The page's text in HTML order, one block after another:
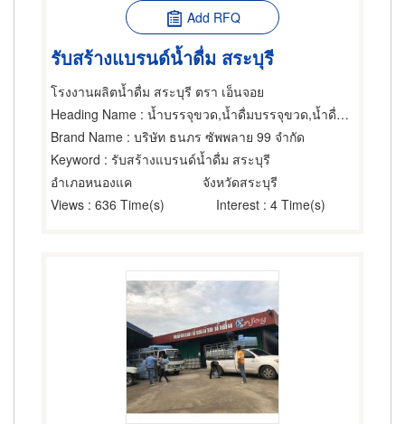
Add RFQ
รับสร้างแบรนด์น้ำดื่ม สระบุรี
โรงงานผลิตน้ำดื่ม สระบุรี ตรา เอ็นจอย
Heading Name : น้ำบรรจุขวด,น้ำดื่มบรรจุขวด,น้ำดื่มบรรจุขวด
Brand Name : บริษัท ธนภร ซัพพลาย 99 จำกัด
Keyword : รับสร้างแบรนด์น้ำดื่ม สระบุรี
อำเภอหนองแค
จังหวัดสระบุรี
Views : 636 Time(s) Interest : 4 Time(s)